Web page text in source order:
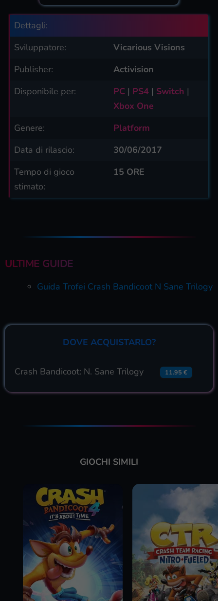
Dettagli:
Sviluppatore:
Vicarious Visions
Publisher:
Activision
Disponibile per:
PC| PS4| Switch |
Xbox One
Genere:
Platform
Data di rilascio:
30/06/2017
Tempo di gioco
stimato:
15 ORE
ULTIME GUIDE
Guida Trofei Crash Bandicoot N Sane Trilogy
DOVE ACQUISTARLO?
Crash Bandicoot: N. Sane Trilogy 11.95 €
GIOCHI SIMILI